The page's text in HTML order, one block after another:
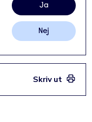
Ja
Nej
Skriv ut